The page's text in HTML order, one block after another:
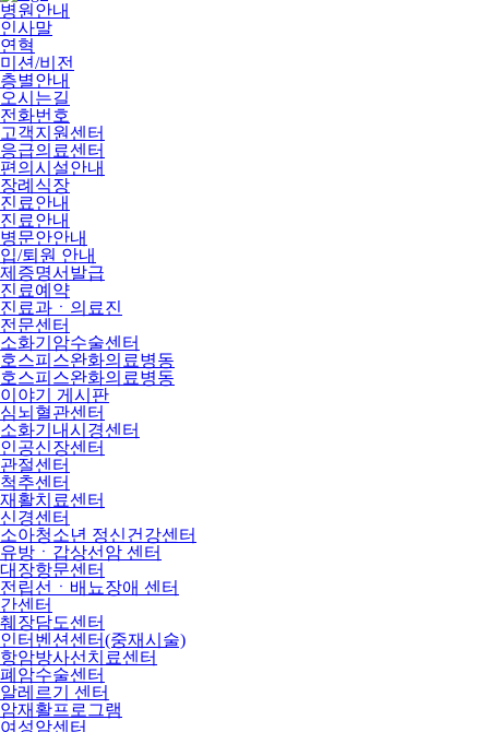
병원안내
인사말
연혁
미션/비전
층별안내
오시는길
전화번호
고객지원센터
응급의료센터
편의시설안내
장례식장
진료안내
진료안내
병문안안내
입/퇴원 안내
제증명서발급
진료예약
진료과ㆍ의료진
전문센터
소화기암수술센터
호스피스완화의료병동
호스피스완화의료병동
이야기 게시판
심뇌혈관센터
소화기내시경센터
인공신장센터
관절센터
척추센터
재활치료센터
신경센터
소아청소년 정신건강센터
유방ㆍ갑상선암 센터
대장항문센터
전립선ㆍ배뇨장애 센터
간센터
췌장담도센터
인터벤션센터(중재시술)
항암방사선치료센터
폐암수술센터
알레르기 센터
암재활프로그램
여성암센터